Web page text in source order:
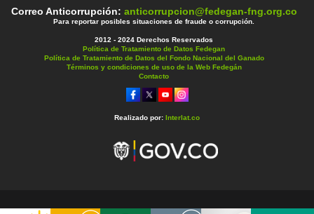
Correo Anticorrupción: anticorrupcion@fedegan-fng.org.co
Para reportar posibles situaciones de fraude o corrupción.
2012 - 2024 Derechos Reservados
Política de Tratamiento de Datos Fedegan
Política de Tratamiento de Datos del Fondo Nacional del Ganado
Términos y condiciones de uso de la Web Fedegán
Contacto
Realizado por: Interlat.co